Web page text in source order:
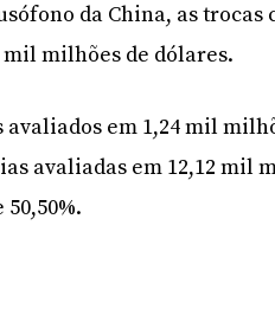
da China, as trocas
mil milhões de dólares.
em 1,24 mil
avaliadas em 12,12 mil